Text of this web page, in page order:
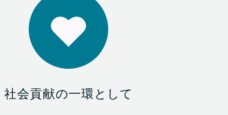
社会貢献の一環として